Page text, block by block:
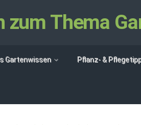
zum Thema
Gartenwissen Pflanz- &